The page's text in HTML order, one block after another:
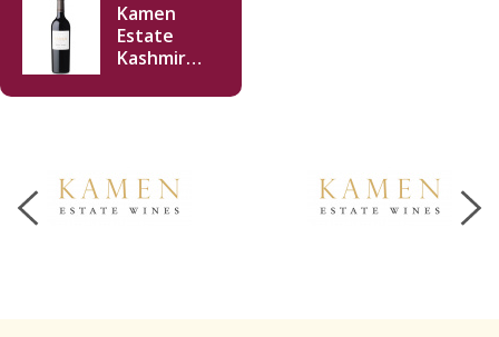
Kamen
Estate
Kashmir
Sauvignon